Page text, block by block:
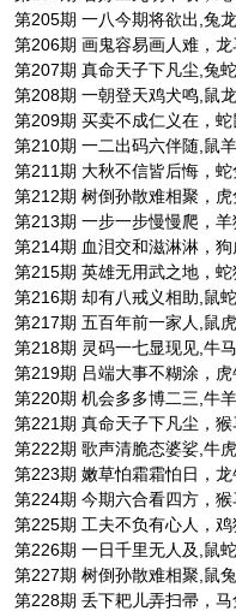
第205期 一八今期将欲出,兔
第206期 画鬼容易画人难，
第207期 真命天子下凡尘,兔
第208期 一朝登天鸡犬鸣,鼠
第209期 买卖不成仁义在，
第210期 一二出码六伴随,鼠
第211期 大秋不信皆后悔，
第212期 树倒孙散难相聚，
第213期 一步一步慢慢爬，
第214期 血泪交和滋淋淋，
第215期 英雄无用武之地，
第216期 却有八戒义相助,鼠
第217期 五百年前一家人,鼠
第218期 灵码一七显现见,牛
第219期 吕端大事不糊涂，
第220期 机会多多博二三,牛
第221期 真命天子下凡尘，
第222期 歌声清脆态婆娑,牛
第223期 嫩草怕霜霜怕日，
第224期 今期六合看四方，
第225期 工夫不负有心人，
第226期 一日千里无人及,鼠
第227期 树倒孙散难相聚,鼠
第228期 丢下耙儿弄扫帚，